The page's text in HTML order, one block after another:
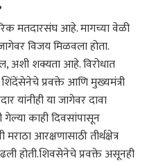
मतदारसंघ आहे. मागच्या वेळी
विजय मिळवला होता.
अशी शक्यता आहे. विरोधात
प्रवक्ते आणि मुख्यमंत्री
यांनीही या जागेवर दावा
काही दिवसांपासून
आरक्षणासाठी तीर्थक्षेत्र
होती.शिवसेनेचे प्रवक्ते असूनही